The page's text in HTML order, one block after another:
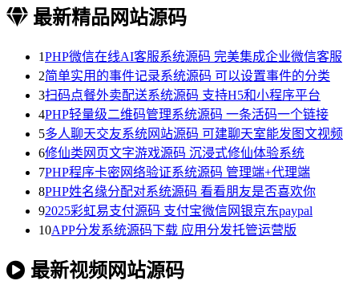
最新精品网站源码
1PHP微信在线AI客服系统源码 完美集成企业微信客服
2简单实用的事件记录系统源码 可以设置事件的分类
3扫码点餐外卖配送系统源码 支持H5和小程序平台
4PHP轻量级二维码管理系统源码 一条活码一个链接
5多人聊天交友系统网站源码 可建聊天室能发图文视频
6修仙类网页文字游戏源码 沉浸式修仙体验系统
7PHP程序卡密网络验证系统源码 管理端+代理端
8PHP姓名缘分配对系统源码 看看朋友是否喜欢你
92025彩虹易支付源码 支付宝微信网银京东paypal
10APP分发系统源码下载 应用分发托管运营版
最新视频网站源码